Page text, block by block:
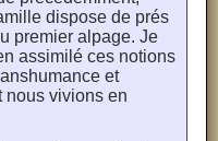
dispose de prés
premier alpage. Je
assimilé ces notions
et
nous vivions en